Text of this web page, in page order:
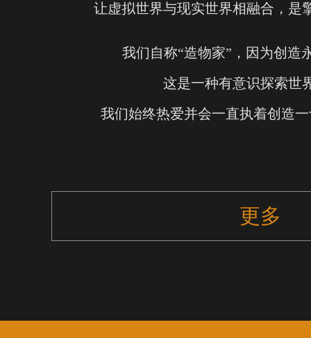
让虚拟世界与现实世界相融合，是
我们自称“造物家”，因为创造
这是一种有意识探索世
我们始终热爱并会一直执着创造
更多